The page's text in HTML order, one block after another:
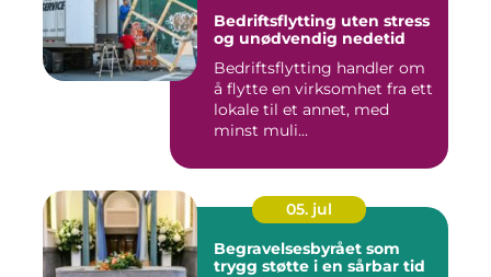
Bedriftsflytting uten stress
og unødvendig nedetid
Bedriftsflytting handler om
å flytte en virksomhet fra ett
lokale til et annet, med
minst muli...
05. jul
Begravelsesbyrået som
trygg støtte i en sårbar tid